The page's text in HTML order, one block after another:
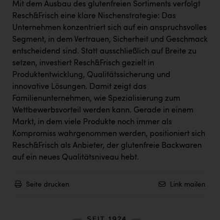
Mit dem Ausbau des glutenfreien Sortiments verfolgt
Resch&Frisch eine klare Nischenstrategie: Das
Unternehmen konzentriert sich auf ein anspruchsvolles
Segment, in dem Vertrauen, Sicherheit und Geschmack
entscheidend sind. Statt ausschließlich auf Breite zu
setzen, investiert Resch&Frisch gezielt in
Produktentwicklung, Qualitätssicherung und
innovative Lösungen. Damit zeigt das
Familienunternehmen, wie Spezialisierung zum
Wettbewerbsvorteil werden kann. Gerade in einem
Markt, in dem viele Produkte noch immer als
Kompromiss wahrgenommen werden, positioniert sich
Resch&Frisch als Anbieter, der glutenfreie Backwaren
auf ein neues Qualitätsniveau hebt.
Seite drucken Link mailen